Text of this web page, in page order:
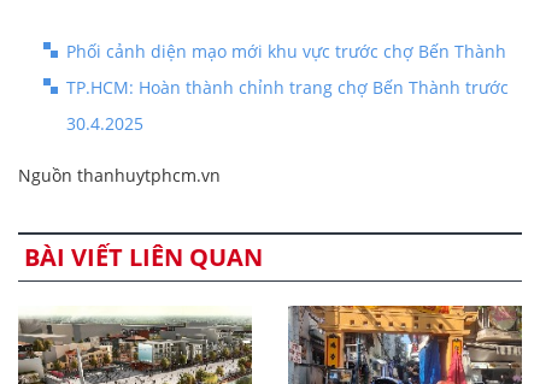
Phối cảnh diện mạo mới khu vực trước chợ Bến Thành
TP.HCM: Hoàn thành chỉnh trang chợ Bến Thành trước
30.4.2025
Nguồn thanhuytphcm.vn
BÀI VIẾT LIÊN QUAN